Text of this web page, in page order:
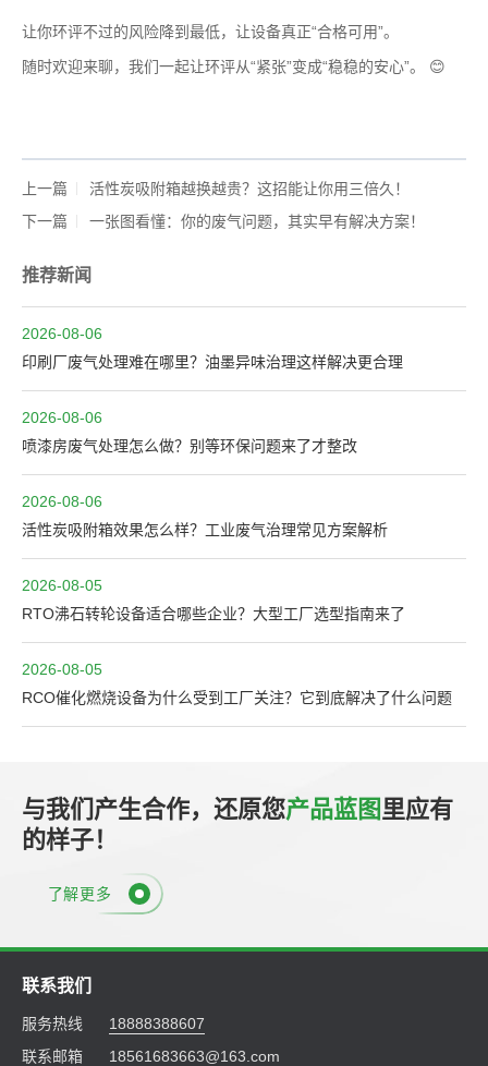
让你环评不过的风险降到最低，让设备真正“合格可用”。
随时欢迎来聊，我们一起让环评从“紧张”变成“稳稳的安心”。 😊
上一篇
活性炭吸附箱越换越贵？这招能让你用三倍久！
下一篇
一张图看懂：你的废气问题，其实早有解决方案！
推荐新闻
2026-08-06
印刷厂废气处理难在哪里？油墨异味治理这样解决更合理
2026-08-06
喷漆房废气处理怎么做？别等环保问题来了才整改
2026-08-06
活性炭吸附箱效果怎么样？工业废气治理常见方案解析
2026-08-05
RTO沸石转轮设备适合哪些企业？大型工厂选型指南来了
2026-08-05
RCO催化燃烧设备为什么受到工厂关注？它到底解决了什么问题
与我们产生合作，还原您产品蓝图里应有
的样子！
了解更多
联系我们
服务热线
18888388607
联系邮箱
18561683663@163.com